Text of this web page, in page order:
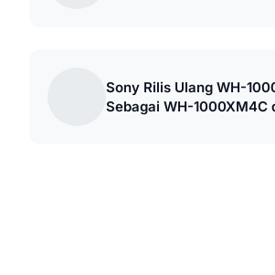
Sony Rilis Ulang WH-
Sebagai WH-1000XM4C